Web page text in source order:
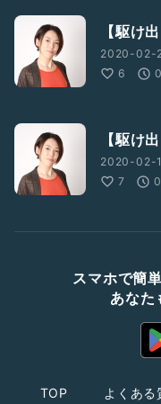
【駆け
2020-02-
6
【駆け
2020-02-
7
スマホで簡
あなた
TOP よくある